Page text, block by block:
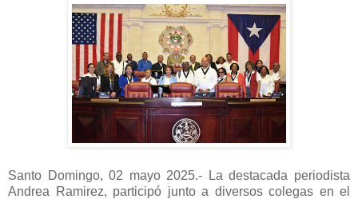
Santo Domingo, 02 mayo 2025.- La destacada periodista
Andrea Ramirez, participó junto a diversos colegas en el